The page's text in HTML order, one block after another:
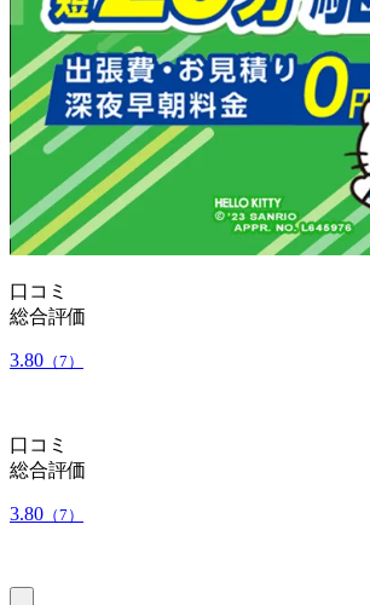
口コミ
総合評価
3.80 （7）
口コミ
総合評価
3.80 （7）